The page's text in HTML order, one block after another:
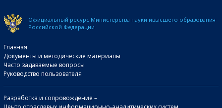
Официальный ресурс Министерства науки ивысшего образования
Российской Федерации
Главная
Документы и методические материалы
Часто задаваемые вопросы
Руководство пользователя
Разработка и сопровождение –